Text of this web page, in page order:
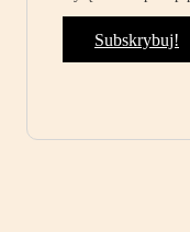
Subskrybuj!